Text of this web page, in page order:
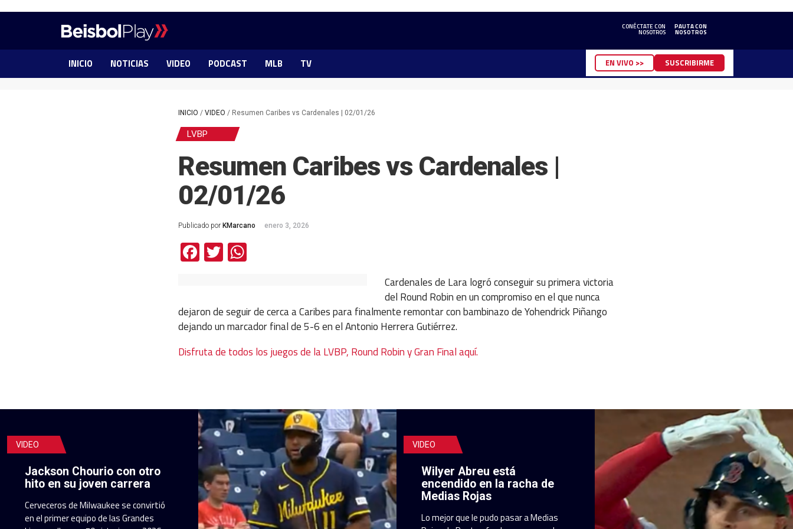
CONÉCTATE CON
NOSOTROS
PAUTA CON
NOSOTROS
INICIO NOTICIAS VIDEO PODCAST MLB TV EN VIVO >> SUSCRIBIRME
INICIO /VIDEO / Resumen Caribes vs Cardenales | 02/01/26
LVBP
Resumen Caribes vs Cardenales |
02/01/26
Publicado por KMarcano enero 3, 2026
Facebook
Twitter
Cardenales de Lara logró conseguir su primera victoria
del Round Robin en un compromiso en el que nunca
dejaron de seguir de cerca a Caribes para finalmente remontar con bambinazo de Yohendrick Piñango
dejando un marcador final de 5-6 en el Antonio Herrera Gutiérrez.
Disfruta de todos los juegos de la LVBP, Round Robin y Gran Final aquí.
VIDEO
Jackson Chourio con otro
hito en su joven carrera
Cerveceros de Milwaukee se convirtió
en el primer equipo de las Grandes
VIDEO
Wilyer Abreu está
encendido en la racha de
Medias Rojas
Lo mejor que le pudo pasar a Medias